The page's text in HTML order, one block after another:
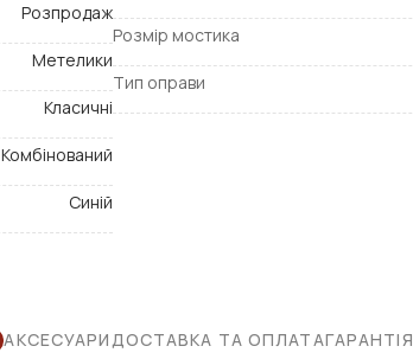
Розпродаж
Метелики
Класичні
Комбінований
Синій
Розмір мостика
Тип оправи
АКСЕСУАРИДОСТАВКА ТА ОПЛАТАГАРАНТІЯ